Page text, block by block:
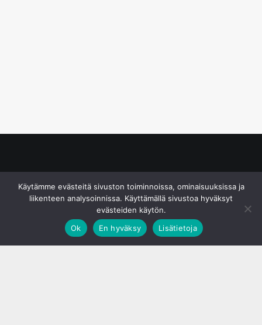
Käytämme evästeitä sivuston toiminnoissa, ominaisuuksissa ja
liikenteen analysoinnissa. Käyttämällä sivustoa hyväksyt
evästeiden käytön.
Ok
En hyväksy Lisätietoja